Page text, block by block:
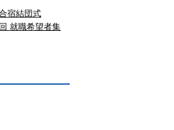
宿結団式
就職希望者集